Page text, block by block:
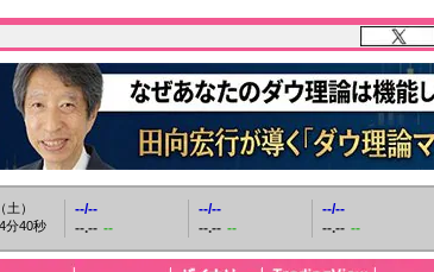
）
分41秒
--/--
--.-- --
--/--
--.-- --
--/--
--.-- --